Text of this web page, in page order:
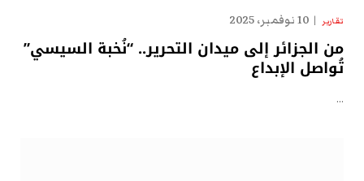
تقارير 10 نوفمبر، 2025
من الجزائر إلى ميدان التحرير.. “نُخبة السيسي”
تُواصل الإبداع
…